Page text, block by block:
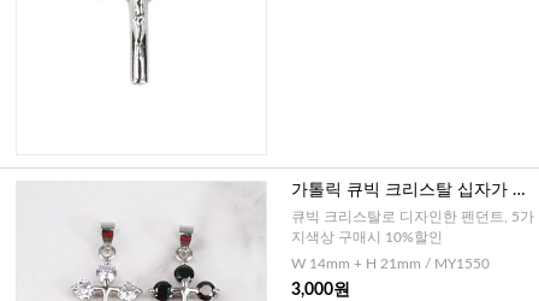
가톨릭 큐빅 크리스탈 십자가 펜
던트
큐빅 크리스탈로 디자인한 펜던트, 5가
지색상 구매시 10%할인
W 14mm + H 21mm / MY1550
3,000원